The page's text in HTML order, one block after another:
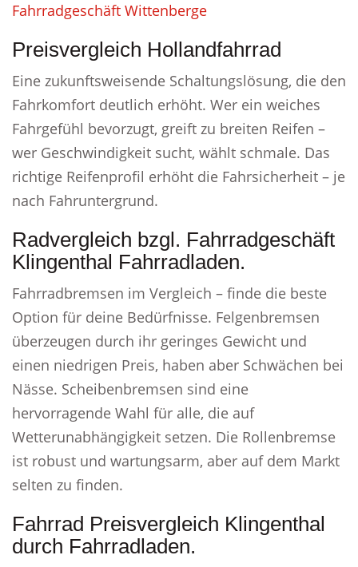
Fahrradgeschäft Wittenberge
Preisvergleich Hollandfahrrad
Eine zukunftsweisende Schaltungslösung, die den
Fahrkomfort deutlich erhöht. Wer ein weiches
Fahrgefühl bevorzugt, greift zu breiten Reifen –
wer Geschwindigkeit sucht, wählt schmale. Das
richtige Reifenprofil erhöht die Fahrsicherheit – je
nach Fahruntergrund.
Radvergleich bzgl. Fahrradgeschäft
Klingenthal Fahrradladen.
Fahrradbremsen im Vergleich – finde die beste
Option für deine Bedürfnisse. Felgenbremsen
überzeugen durch ihr geringes Gewicht und
einen niedrigen Preis, haben aber Schwächen bei
Nässe. Scheibenbremsen sind eine
hervorragende Wahl für alle, die auf
Wetterunabhängigkeit setzen. Die Rollenbremse
ist robust und wartungsarm, aber auf dem Markt
selten zu finden.
Fahrrad Preisvergleich Klingenthal
durch Fahrradladen.